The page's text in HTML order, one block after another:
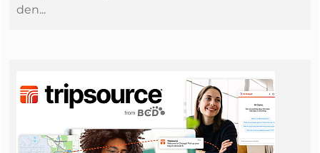
den...